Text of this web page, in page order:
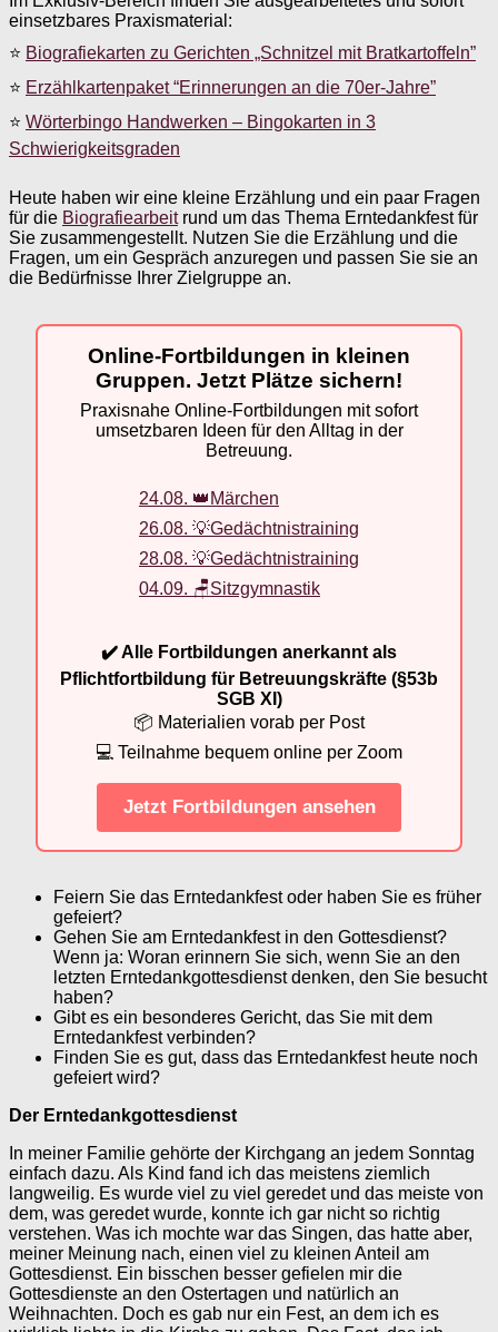
einsetzbares Praxismaterial:
⭐ Biografiekarten zu Gerichten „Schnitzel mit Bratkartoffeln”
⭐ Erzählkartenpaket “Erinnerungen an die 70er-Jahre”
⭐ Wörterbingo Handwerken – Bingokarten in 3
Schwierigkeitsgraden
Heute haben wir eine kleine Erzählung und ein paar Fragen
für die Biografiearbeitrund um das Thema Erntedankfest für
Sie zusammengestellt. Nutzen Sie die Erzählung und die
Fragen, um ein Gespräch anzuregen und passen Sie sie an
die Bedürfnisse Ihrer Zielgruppe an.
Online-Fortbildungen in kleinen
Gruppen. Jetzt Plätze sichern!
Praxisnahe Online-Fortbildungen mit sofort
umsetzbaren Ideen für den Alltag in der
Betreuung.
24.08. 👑Märchen
26.08. 💡Gedächtnistraining
28.08. 💡Gedächtnistraining
04.09. 🪑Sitzgymnastik
✔️ Alle Fortbildungen anerkannt als
Pflichtfortbildung für Betreuungskräfte (§53b
SGB XI)
📦 Materialien vorab per Post
💻 Teilnahme bequem online per Zoom
Jetzt Fortbildungen ansehen
Feiern Sie das Erntedankfest oder haben Sie es früher
gefeiert?
Gehen Sie am Erntedankfest in den Gottesdienst?
Wenn ja: Woran erinnern Sie sich, wenn Sie an den
letzten Erntedankgottesdienst denken, den Sie besucht
haben?
Gibt es ein besonderes Gericht, das Sie mit dem
Erntedankfest verbinden?
Finden Sie es gut, dass das Erntedankfest heute noch
gefeiert wird?
Der Erntedankgottesdienst
In meiner Familie gehörte der Kirchgang an jedem Sonntag
einfach dazu. Als Kind fand ich das meistens ziemlich
langweilig. Es wurde viel zu viel geredet und das meiste von
dem, was geredet wurde, konnte ich gar nicht so richtig
verstehen. Was ich mochte war das Singen, das hatte aber,
meiner Meinung nach, einen viel zu kleinen Anteil am
Gottesdienst. Ein bisschen besser gefielen mir die
Gottesdienste an den Ostertagen und natürlich an
Weihnachten. Doch es gab nur ein Fest, an dem ich es